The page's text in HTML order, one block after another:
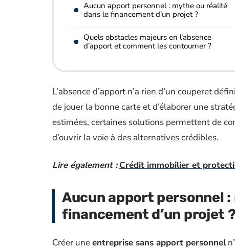
Aucun apport personnel : mythe ou réalité
dans le financement d’un projet ?
Quels obstacles majeurs en l’absence
d’apport et comment les contourner ?
L’absence d’apport n’a rien d’un couperet
de jouer la bonne carte et d’élaborer une
estimées, certaines solutions permettent de
d’ouvrir la voie à des alternatives crédibles.
Lire également : Crédit immobilier et
Aucun apport personnel
financement d’un projet
Créer uneentreprise sans apport personnel